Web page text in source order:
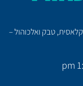
טבק ואלכוהול –